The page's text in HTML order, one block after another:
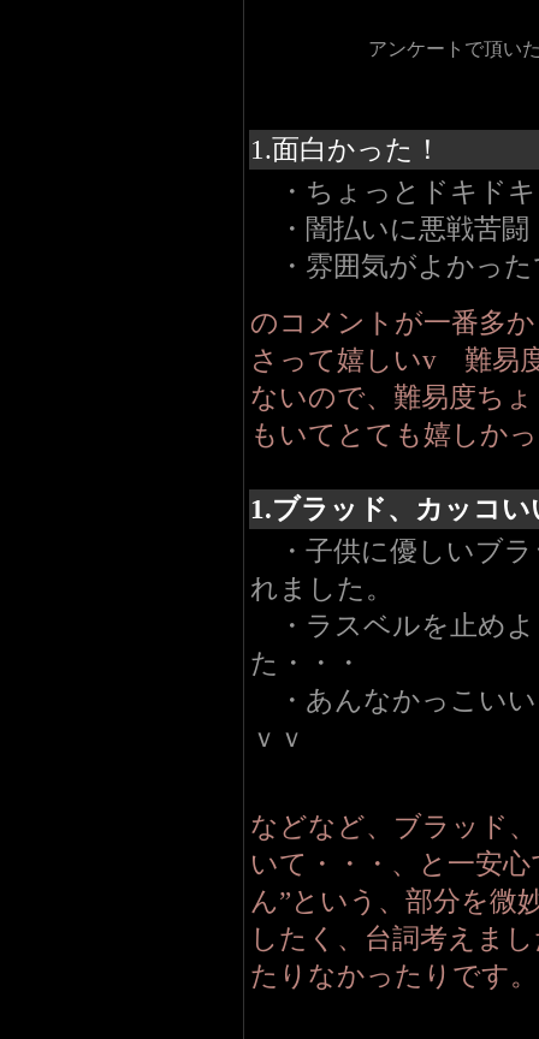
アンケートで頂い
1.面白かった！
・ちょっとドキド
・闇払いに悪戦苦闘
・雰囲気がよかった
のコメントが一番多
さって嬉しいv 難易
ないので、難易度ち
もいてとても嬉しか
1.ブラッド、カッコい
・子供に優しいブラ
れました。
・ラスベルを止め
た・・・
・あんなかっこい
ｖｖ
などなど、ブラッド
いて・・・、と一安
ん”という、部分を微
したく、台詞考えま
たりなかったりです。